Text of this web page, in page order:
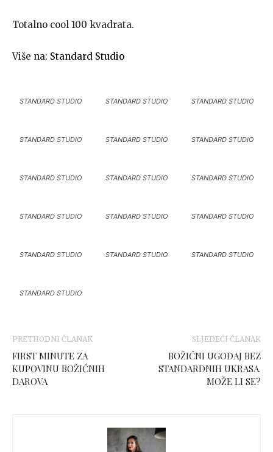
Totalno cool 100 kvadrata.
Više na: Standard Studio
STANDARD STUDIO STANDARD STUDIO STANDARD STUDIO
STANDARD STUDIO STANDARD STUDIO STANDARD STUDIO
STANDARD STUDIO STANDARD STUDIO STANDARD STUDIO
STANDARD STUDIO STANDARD STUDIO STANDARD STUDIO
STANDARD STUDIO STANDARD STUDIO STANDARD STUDIO
STANDARD STUDIO
PRETHODNI ČLANAK
FIRST MINUTE ZA
KUPOVINU BOŽIĆNIH
DAROVA
SLJEDEĆI ČLANAK
BOŽIĆNI UGOĐAJ BEZ
STANDARDNIH UKRASA.
MOŽE LI SE?